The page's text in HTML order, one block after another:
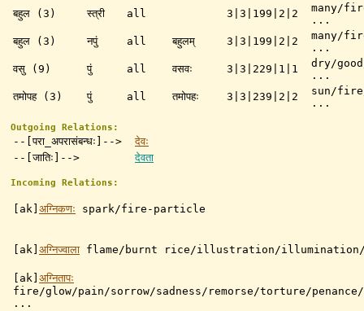
बहुल (3)
स्त्री all 3|3|199|2|2
many/
...
बहुल (3)
नपुं all बहुलम् 3|3|199|2|2
many/
...
वसु (9)
पुं all वसवः 3|3|229|1|1
dry/
...
तमोपह (3)
पुं all तमोपहः 3|3|239|2|2
sun/fire/
...
Outgoing Relations:
--[परा_अपरासंबन्धः]-->
देवः
--[जातिः]-->
देवता
Incoming Relations:
[ak] अग्निकणः spark/fire-particle
[ak] अग्निज्वाला flame/burnt rice/illustration/illumination/
[ak] अग्नितापः
fire/glow/pain/sorrow/sadness/remorse/torture/
...